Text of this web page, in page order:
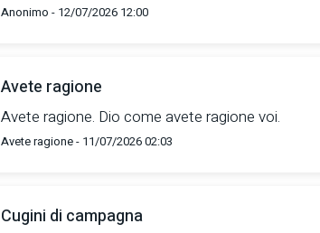
Anonimo - 12/07/2026 12:00
Avete ragione
Avete ragione. Dio come avete ragione voi.
Avete ragione - 11/07/2026 02:03
Cugini di campagna